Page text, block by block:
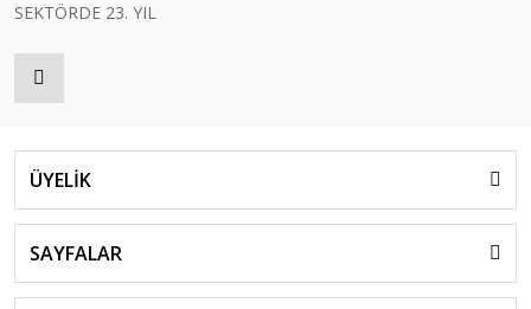
SEKTÖRDE 23. YIL
ÜYELİK
SAYFALAR